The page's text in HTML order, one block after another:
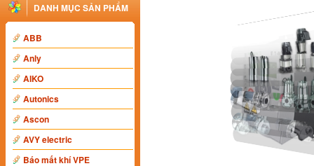
DANH MỤC SẢN PHẨM
ABB
Anly
AIKO
Autonics
Ascon
AVY electric
Báo mất khí VPE